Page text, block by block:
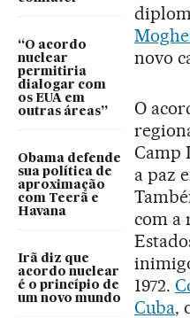
“O acordo
nuclear
permitiria
dialogar com
os EUA em
outras áreas”
Obama defende
sua política de
aproximação
com Teerã e
Havana
Irã diz que
acordo nuclear
é o princípio de
um novo mundo
novo
O
Camp
a paz
com a
1972.
Cuba,